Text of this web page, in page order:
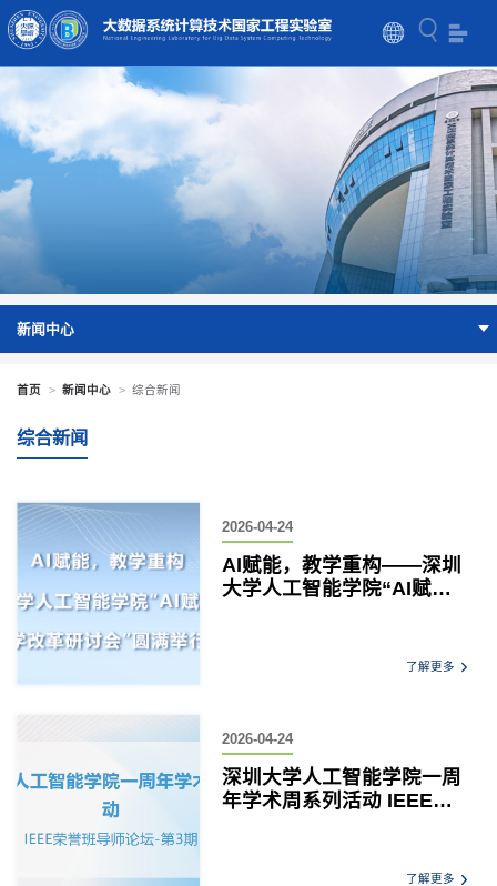
新闻中心
首页 > 新闻中心 > 综合新闻
综合新闻
2026-04-24
AI赋能，教学重构——深圳
大学人工智能学院“AI赋能
了解更多
2026-04-24
深圳大学人工智能学院一周
年学术周系列活动 IEEE荣
了解更多